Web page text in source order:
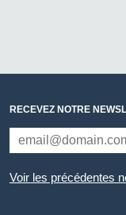
RECEVEZ NOTRE
Voir les précédentes